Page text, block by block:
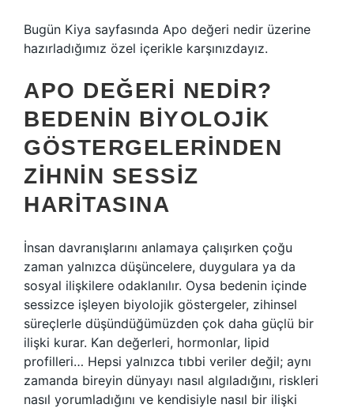
Bugün Kiya sayfasında Apo değeri nedir üzerine
hazırladığımız özel içerikle karşınızdayız.
APO DEĞERI NEDIR?
BEDENIN BIYOLOJIK
GÖSTERGELERINDEN
ZIHNIN SESSIZ
HARITASINA
İnsan davranışlarını anlamaya çalışırken çoğu
zaman yalnızca düşüncelere, duygulara ya da
sosyal ilişkilere odaklanılır. Oysa bedenin içinde
sessizce işleyen biyolojik göstergeler, zihinsel
süreçlerle düşündüğümüzden çok daha güçlü bir
ilişki kurar. Kan değerleri, hormonlar, lipid
profilleri… Hepsi yalnızca tıbbi veriler değil; aynı
zamanda bireyin dünyayı nasıl algıladığını, riskleri
nasıl yorumladığını ve kendisiyle nasıl bir ilişki